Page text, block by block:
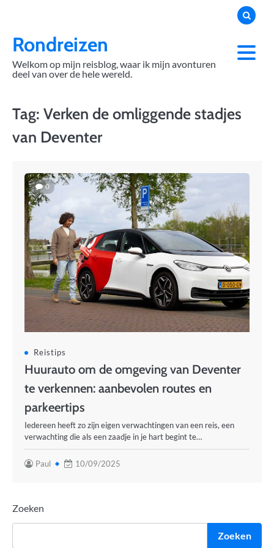
contentRondreizen
Welkom op mijn reisblog, waar ik mijn avonturen
deel van over de hele wereld.
Tag: Verken de omliggende stadjes
van Deventer
0
Reistips
Huurauto om de omgeving van Deventer
te verkennen: aanbevolen routes en
parkeertips
Iedereen heeft zo zijn eigen verwachtingen van een reis, een
verwachting die als een zaadje in je hart begint te…
Paul 10/09/2025
Zoeken
Zoeken